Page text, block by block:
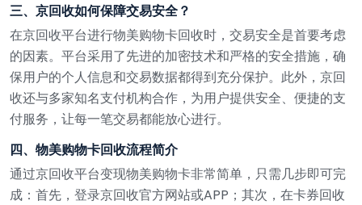
三、京回收如何保障交易安全？
在京回收平台进行物美购物卡回收时，交易安全是首要考虑
的因素。平台采用了先进的加密技术和严格的安全措施，确
保用户的个人信息和交易数据都得到充分保护。此外，京回
收还与多家知名支付机构合作，为用户提供安全、便捷的支
付服务，让每一笔交易都能放心进行。
四、物美购物卡回收流程简介
通过京回收平台变现物美购物卡非常简单，只需几步即可完
成：首先，登录京回收官方网站或APP；其次，在卡券回收